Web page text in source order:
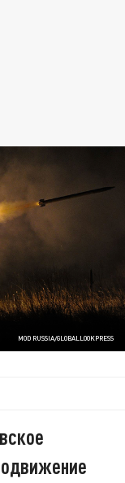
MOD RUSSIA/GLOBALLOOKPRESS